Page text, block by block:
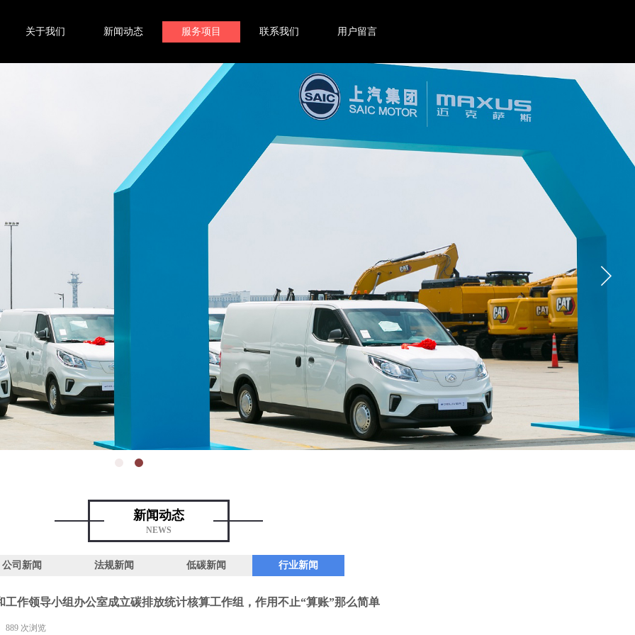
关于我们 新闻动态 服务项目 联系我们 用户留言
新闻动态
NEWS
公司新闻 法规新闻 低碳新闻 行业新闻
工作领导小组办公室成立碳排放统计核算工作组，作用不止“算账”那么简单
889 次浏览